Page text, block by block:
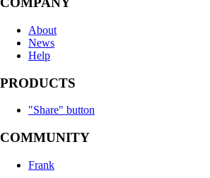
About
News
Help
PRODUCTS
"Share" button
COMMUNITY
Frank